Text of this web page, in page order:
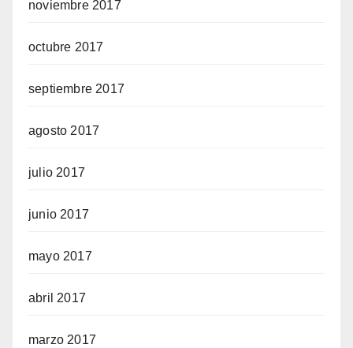
noviembre 2017
octubre 2017
septiembre 2017
agosto 2017
julio 2017
junio 2017
mayo 2017
abril 2017
marzo 2017